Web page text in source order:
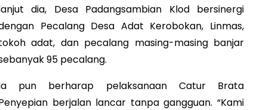
dia, Desa Padangsambian Klod bersinergi
Pecalang Desa Adat Kerobokan, Linmas,
adat, dan pecalang masing-masing banjar
95 pecalang.
pun berharap pelaksanaan Catur Brata
berjalan lancar tanpa gangguan. “Kami